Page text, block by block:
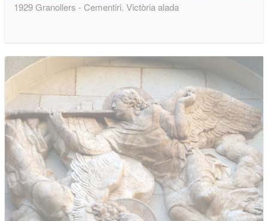
1929 Granollers - Cementiri. Victòria alada